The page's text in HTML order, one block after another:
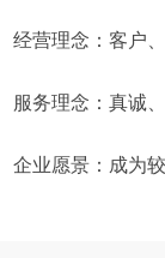
经营理念：客户
服务理念：真诚
企业愿景：成为